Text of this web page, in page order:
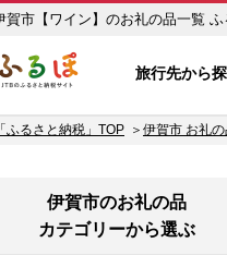
三
旅行先から
「ふるさと納税」TOP 伊賀市 お礼
伊賀市のお礼の品
カテゴリーから選ぶ